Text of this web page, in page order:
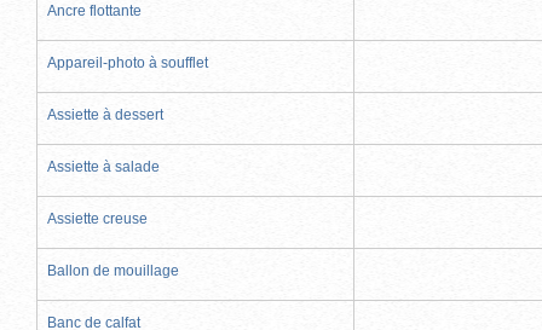
Ancre flottante
Appareil-photo à soufflet
Assiette à dessert
Assiette à salade
Assiette creuse
Ballon de mouillage
Banc de calfat